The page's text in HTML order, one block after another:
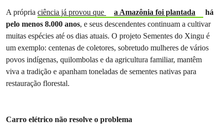
A própria ciência já provou que a Amazônia foi plantada
há
pelo menos 8.000 anos, e seus descendentes continuam a cultivar
muitas espécies até os dias atuais. O projeto Sementes do Xingu é
um exemplo: centenas de coletores, sobretudo mulheres de vários
povos indígenas, quilombolas e da agricultura familiar, mantêm
viva a tradição e apanham toneladas de sementes nativas para
restauração florestal.
Carro elétrico não resolve o problema